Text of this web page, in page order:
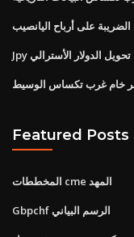
على أرباح اليانصيب
Jpy تحويل الدولار الأسترالي
خام غرب تكساس الوسيط
Featured Posts
المخططات cme المهد
Gbpchf الرسم البياني